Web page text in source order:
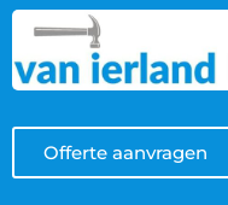
Offerte aanvragen